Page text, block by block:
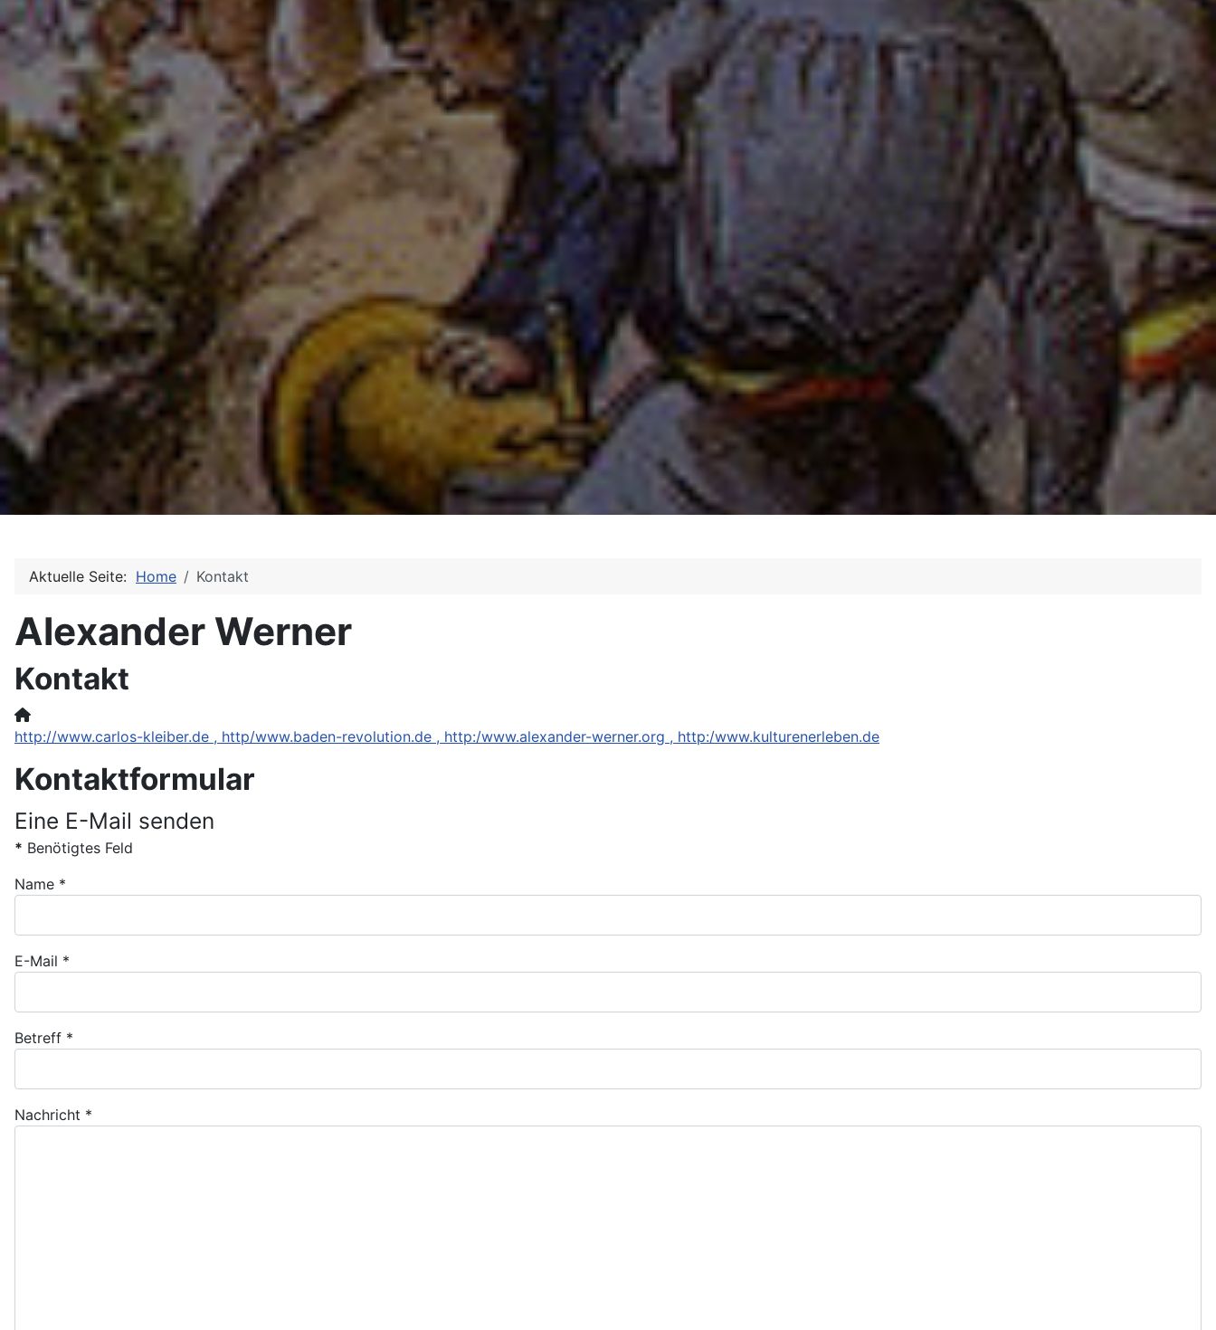
Aktuelle Seite: Home Kontakt
Alexander Werner
Kontakt
Website:
http://www.carlos-kleiber.de , http/www.baden-revolution.de , http:/www.alexander-werner.org , http:/www.kulturenerleben.de
Kontaktformular
Eine E-Mail senden
* Benötigtes Feld
Name *
E-Mail *
Betreff *
Nachricht *